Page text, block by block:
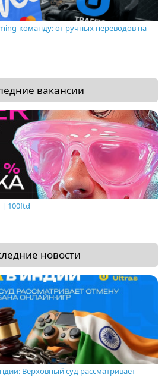
команду: от ручных переводов на
вакансии
| 100ftd
новости
Верховный суд рассматривает